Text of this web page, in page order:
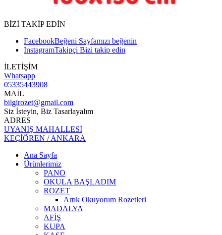
BİZİ TAKİP EDİN
FacebookBeğeni Sayfamızı beğenin
InstagramTakipçi Bizi takip edin
İLETİŞİM
Whatsapp
05335443908
MAİL
bilgirozet@gmail.com
Siz İsteyin, Biz Tasarlayalım
ADRES
UYANIŞ MAHALLESİ
KEÇİÖREN / ANKARA
Ana Sayfa
Ürünlerimiz
PANO
OKULA BAŞLADIM
ROZET
Artık Okuyorum Rozetleri
MADALYA
AFİŞ
KUPA